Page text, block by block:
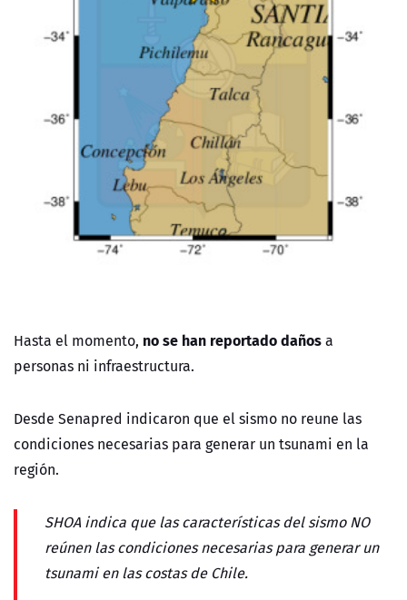
Hasta el momento, no se han reportado dañosa
personas ni infraestructura.
Desde Senapred indicaron que el sismo no reune las
condiciones necesarias para generar un tsunami en la
región.
SHOA indica que las características del sismo NO
reúnen las condiciones necesarias para generar un
tsunami en las costas de Chile.